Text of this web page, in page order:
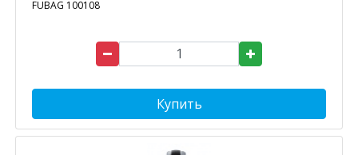
FUBAG 100108
Купить